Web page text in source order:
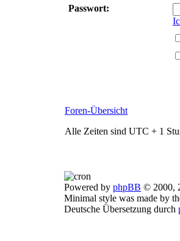
Passwort:
Foren-Übersicht
Alle Zeiten sind UTC + 1
Powered by phpBB © 2000,
Minimal style was made by
Deutsche Übersetzung durch